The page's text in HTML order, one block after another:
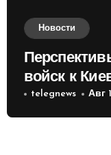
Новости
войск к
России
telegnews Авг